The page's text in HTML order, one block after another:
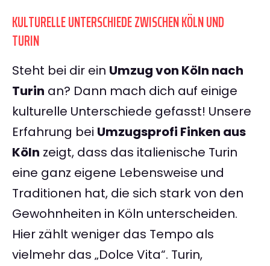
KULTURELLE UNTERSCHIEDE ZWISCHEN KÖLN UND
TURIN
Steht bei dir ein Umzug von Köln nach
Turin an? Dann mach dich auf einige
kulturelle Unterschiede gefasst! Unsere
Erfahrung bei Umzugsprofi Finken aus
Köln zeigt, dass das italienische Turin
eine ganz eigene Lebensweise und
Traditionen hat, die sich stark von den
Gewohnheiten in Köln unterscheiden.
Hier zählt weniger das Tempo als
vielmehr das „Dolce Vita“. Turin,